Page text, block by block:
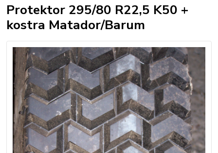
Protektor 295/80 R22,5 K50 +
kostra Matador/Barum